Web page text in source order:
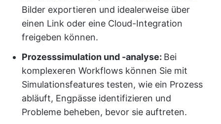
Bilder exportieren und idealerweise über
einen Link oder eine Cloud-Integration
freigeben können.
Prozesssimulation und -analyse: Bei
komplexeren Workflows können Sie mit
Simulationsfeatures testen, wie ein Prozess
abläuft, Engpässe identifizieren und
Probleme beheben, bevor sie auftreten.